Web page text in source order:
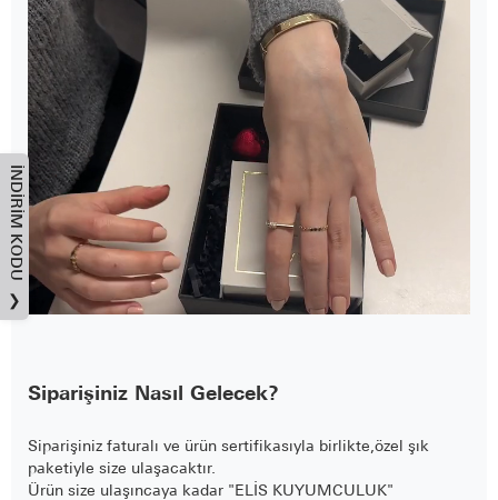
Siparişiniz Nasıl Gelecek?
Siparişiniz faturalı ve ürün sertifikasıyla birlikte,özel şık
paketiyle size ulaşacaktır.
Ürün size ulaşıncaya kadar "ELİS KUYUMCULUK"
İNDIRIM KODU
❯